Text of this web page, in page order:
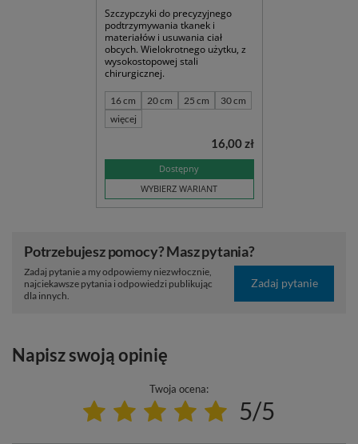
Szczypczyki do precyzyjnego
podtrzymywania tkanek i
materiałów i usuwania ciał
obcych. Wielokrotnego użytku, z
wysokostopowej stali
chirurgicznej.
16 cm 20 cm 25 cm
30 cm
więcej
Dostępny
WYBIERZ WARIANT
16,00 zł
Potrzebujesz pomocy? Masz pytania?
Zadaj pytanie a my odpowiemy niezwłocznie,
najciekawsze pytania i odpowiedzi publikując
dla innych.
Zadaj pytanie
Napisz swoją opinię
Twoja ocena:
5/5